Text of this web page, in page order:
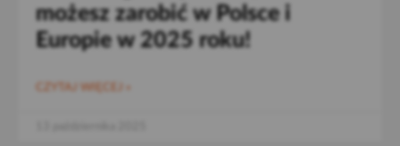
możesz zarobić w Polsce i
Europie w 2025 roku!
CZYTAJ WIĘCEJ »